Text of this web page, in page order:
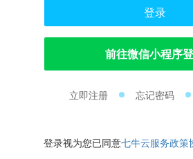
登录
前往微信小程序
立即注册 忘记密码
登录视为您已同意七牛云服务政策